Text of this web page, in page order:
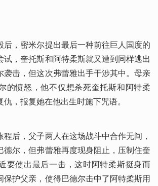
后，密米尔提出最后一种前往巨人国度的
试，奎托斯和阿特柔斯就又遭到同样逃出
袭击，但这次弗蕾雅出手干涉其中。母亲
的愤怒，他不仅想杀死奎托斯和阿特柔
，报复她在他出生时施下咒语。
后，父子两人在这场战斗中合作无间，
德尔，但弗蕾雅再度现身阻止，压制住奎
要使出最后一击，这时阿特柔斯挺身而
保护父亲，使得巴德尔击中了阿特柔斯用